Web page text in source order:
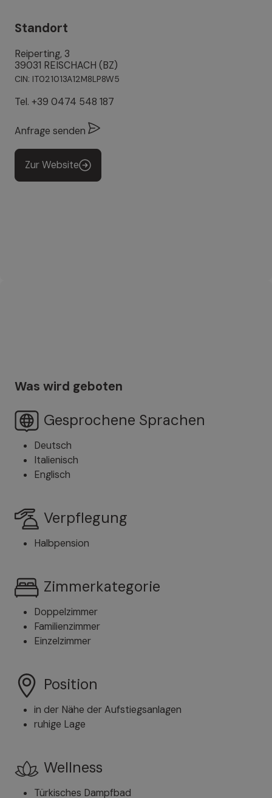
Standort
Reiperting, 3
39031 REISCHACH (BZ)
CIN: IT021013A12M8LP8W5
Tel. +39 0474 548 187
Anfrage senden
Zur Website
Was wird geboten
Gesprochene Sprachen
Deutsch
Italienisch
Englisch
Verpflegung
Halbpension
Zimmerkategorie
Doppelzimmer
Familienzimmer
Einzelzimmer
Position
in der Nähe der Aufstiegsanlagen
ruhige Lage
Wellness
Türkisches Dampfbad